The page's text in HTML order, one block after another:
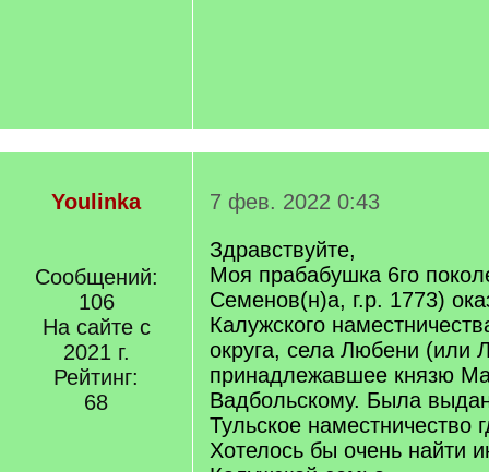
Youlinka
Сообщений:
106
На сайте с
2021 г.
Рейтинг:
68
7 фев. 2022 0:43
Здравствуйте,
Моя прабабушка 6го
Семенов(н)а, г.р. 1773)
Калужского
округа, села Любени (или
принадлежавшее князю
Вадбольскому. Была
Тульское наместничество
Хотелось бы очень найти